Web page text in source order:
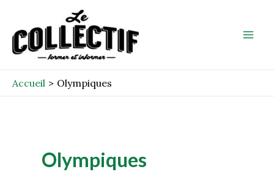
contenu
Accueil Olympiques
Olympiques